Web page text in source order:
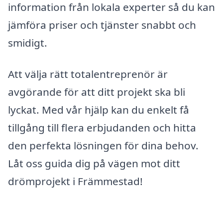
information från lokala experter så du kan
jämföra priser och tjänster snabbt och
smidigt.
Att välja rätt totalentreprenör är
avgörande för att ditt projekt ska bli
lyckat. Med vår hjälp kan du enkelt få
tillgång till flera erbjudanden och hitta
den perfekta lösningen för dina behov.
Låt oss guida dig på vägen mot ditt
drömprojekt i Främmestad!